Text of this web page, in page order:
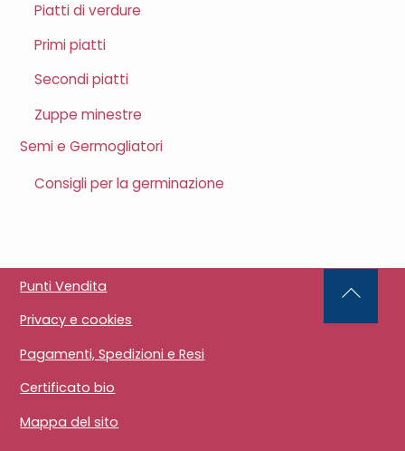
Piatti di verdure
Primi piatti
Secondi piatti
Zuppe minestre
Semi e Germogliatori
Consigli per la germinazione
Punti Vendita
Privacy e cookies
Pagamenti, Spedizioni e Resi
Certificato bio
Mappa del sito